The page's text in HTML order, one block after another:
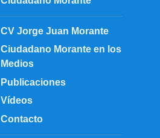
CV Jorge Juan Morante
Ciudadano Morante en los
Medios
Publicaciones
Vídeos
Contacto